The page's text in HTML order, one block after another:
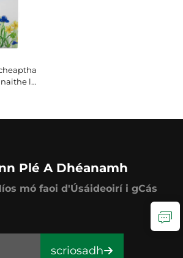
le
Plé A Dhéanamh
mó faoi d'Úsáideoirí i gCás
scriosadh